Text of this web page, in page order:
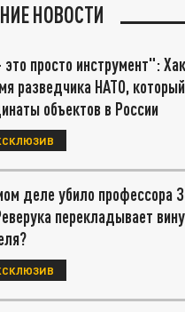
НОВОСТИ
это просто инструмент":
разведчика НАТО,
объектов в России
деле убило профессора
перекладывает